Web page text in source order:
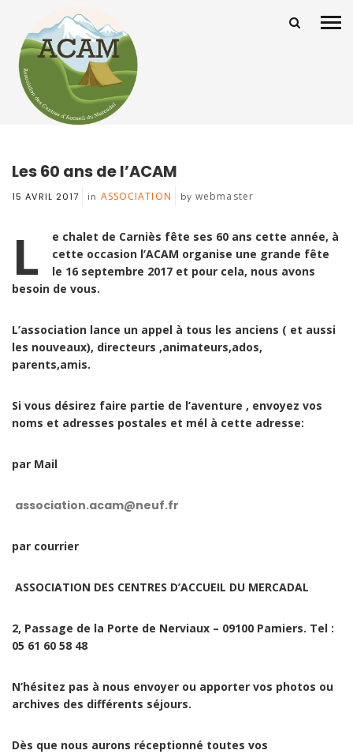
Les 60 ans de l’ACAM
15 AVRIL 2017 in ASSOCIATION bywebmaster
L
e chalet de Carniès fête ses 60 ans cette année, à
cette occasion l’ACAM organise une grande fête
le 16 septembre 2017 et pour cela, nous avons
besoin de vous.
L’association lance un appel à tous les anciens ( et aussi
les nouveaux), directeurs ,animateurs,ados,
parents,amis.
Si vous désirez faire partie de l’aventure , envoyez vos
noms et adresses postales et mél à cette adresse:
par Mail
association.acam@neuf.fr
par courrier
ASSOCIATION DES CENTRES D’ACCUEIL DU MERCADAL
2, Passage de la Porte de Nerviaux – 09100 Pamiers. Tel :
05 61 60 58 48
N’hésitez pas à nous envoyer ou apporter vos photos ou
archives des différents séjours.
Dès que nous aurons réceptionné toutes vos